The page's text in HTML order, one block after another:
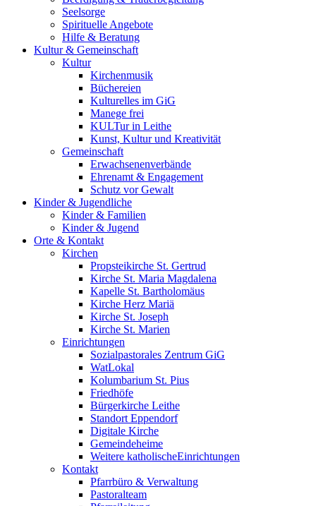
Seelsorge
Spirituelle Angebote
Hilfe & Beratung
Kultur & Gemeinschaft
Kultur
Kirchenmusik
Büchereien
Kulturelles im GiG
Manege frei
KULTur in Leithe
Kunst, Kultur und Kreativität
Gemeinschaft
Erwachsenenverbände
Ehrenamt & Engagement
Schutz vor Gewalt
Kinder & Jugendliche
Kinder & Familien
Kinder & Jugend
Orte & Kontakt
Kirchen
Propsteikirche St. Gertrud
Kirche St. Maria Magdalena
Kapelle St. Bartholomäus
Kirche Herz Mariä
Kirche St. Joseph
Kirche St. Marien
Einrichtungen
Sozialpastorales Zentrum GiG
WatLokal
Kolumbarium St. Pius
Friedhöfe
Bürgerkirche Leithe
Standort Eppendorf
Digitale Kirche
Gemeindeheime
Weitere katholische­­Einrichtungen
Kontakt
Pfarrbüro & Verwaltung
Pastoralteam